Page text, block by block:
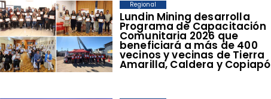
​Lundin Mining desarrolla
Programa de Capacitación
Comunitaria 2026 que
beneficiará a más de 400
vecinos y vecinas de Tierra
Amarilla, Caldera y Copiapó
Regional